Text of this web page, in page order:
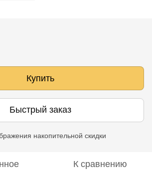
Купить
Быстрый заказ
накопительной скидки
К сравнению